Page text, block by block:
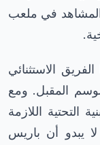
في ملعب
الاستثنائي
المقبل. ومع
التحتية اللازمة
يبدو أن باريس